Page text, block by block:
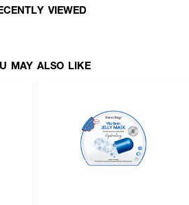
6700021693
อปรับสภาพผิว
เบา ๆ เพื่อให้เอสเซนส์ซึมซาบเข้าสู่ผิว
VIEWED
MAY ALSO LIKE